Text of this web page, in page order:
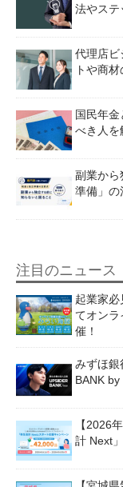
法やステ
代理店ビ
トや商
国民年
べき人を
副業から
準備」の
注目のニュース
起業家
てオン
催！
みずほ銀
BANK by
【2026
計 Next